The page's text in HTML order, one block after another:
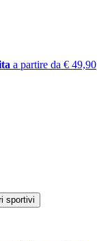
a partire da € 49,90